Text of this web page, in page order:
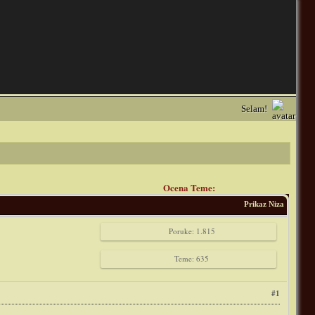
Selam!
Ocena Teme:
Prikaz Niza
Poruke: 1.815
Teme: 635
#1